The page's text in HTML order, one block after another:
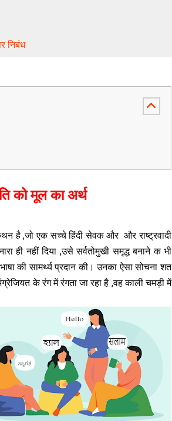
निबंध
को मूल का अर्थ
है ,जो एक सच्चे हिंदी सेवक और और राष्ट्रवादी
ही नहीं दिया ,उसे सर्वतोमुखी समृद्ध बनाने क भी
की सामर्थ्य प्रदान की। उनका ऐसा सोचना शत
के रंग में रंगता जा रहा है ,वह काली चमड़ी में